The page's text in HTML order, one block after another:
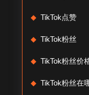
TikTok点赞
TikTok粉丝
TikTok粉丝价
TikTok粉丝在